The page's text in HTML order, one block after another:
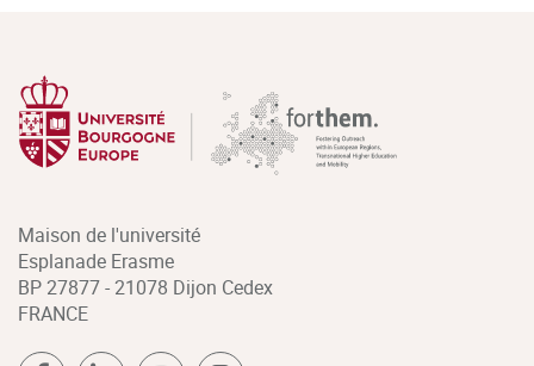
Maison de l'université
Esplanade Erasme
BP 27877 - 21078 Dijon Cedex
FRANCE